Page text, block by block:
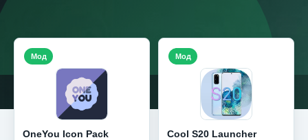
OneYou Icon Pack
Мод
Cool S20 Launcher
Мод